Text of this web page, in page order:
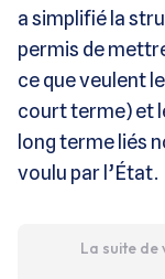
a simplifié la
permis de
ce que veulent
court terme) et
long terme liés
voulu par l’État.
La suite de